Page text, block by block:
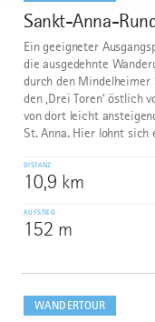
6
Sankt-Anna-
Ein geeigneter
die ausgedehnte
durch den Mindelheimer
den ‚Drei Toren’ östlich
von dort leicht
St. Anna. Hier lohnt sich
DISTANZ
10,9 km
AUFSTIEG
152 m
WANDERTOUR
dazu